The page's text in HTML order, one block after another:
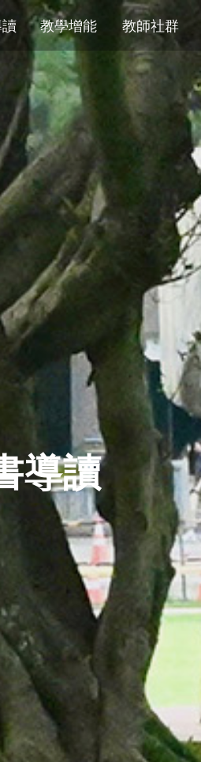
教學增能 教師社群
導讀